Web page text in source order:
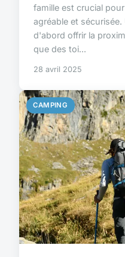
famille est crucial
agréable et
d'abord offrir la
que des toi...
28 avril 2025
CAMPING